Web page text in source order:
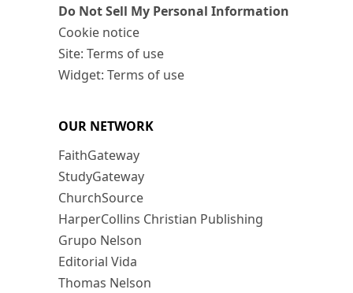
Do Not Sell My Personal Information
Cookie notice
Site: Terms of use
Widget: Terms of use
OUR NETWORK
FaithGateway
StudyGateway
ChurchSource
HarperCollins Christian Publishing
Grupo Nelson
Editorial Vida
Thomas Nelson